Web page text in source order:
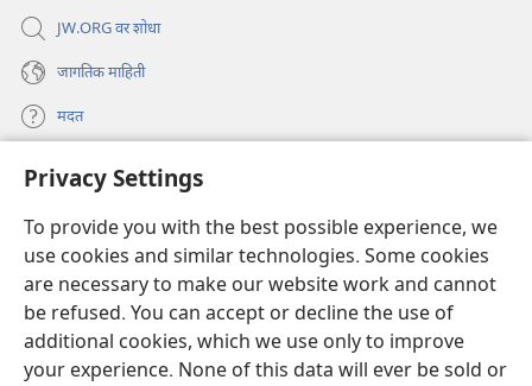
Privacy Settings
To provide you with the best possible experience, we
use cookies and similar technologies. Some cookies
are necessary to make our website work and cannot
be refused. You can accept or decline the use of
additional cookies, which we use only to improve
your experience. None of this data will ever be sold or
JW.ORG वर शोधा
जागतिक माहिती
मदत
दान
(opens
window)
Watchtower ONLINE LIBRARY™
(opens
new
window)
®
(opens
new
JW लायब्ररीॲप